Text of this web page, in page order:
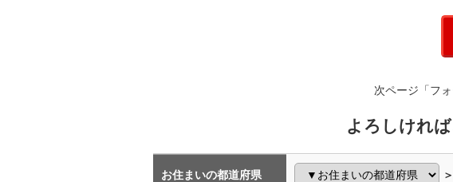
次ページ「フ
よろしけれ
お住まいの都道府県 ＞